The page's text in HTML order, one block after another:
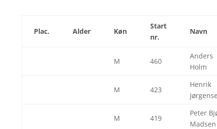
Plac. Alder Køn
Start
nr.
Navn
M 460
Anders
Holm
M 423
Henrik
M 419
Peter
Madsen